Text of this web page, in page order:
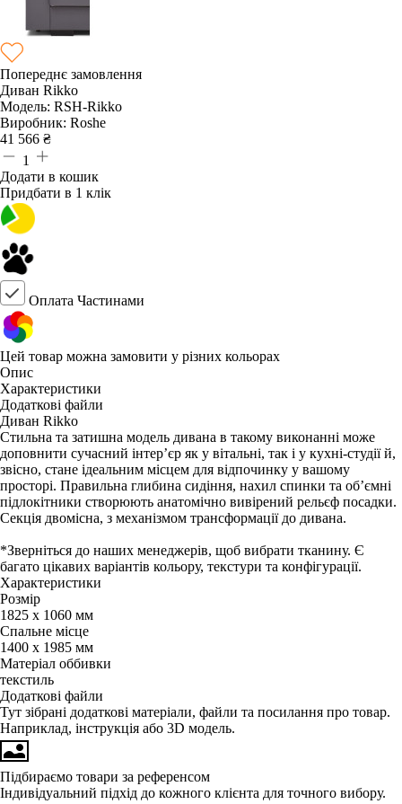
Попереднє замовлення
Диван Rikko
Модель: RSH-Rikko
Виробник: Roshe
41 566 ₴
1
Додати в кошик
Придбати в 1 клік
Оплата Частинами
Цей товар можна замовити у різних кольорах
Опис
Характеристики
Додаткові файли
Диван Rikko
Стильна та затишна модель дивана в такому виконанні може
доповнити сучасний інтер’єр як у вітальні, так і у кухні-студії й,
звісно, стане ідеальним місцем для відпочинку у вашому
просторі. Правильна глибина сидіння, нахил спинки та об’ємні
підлокітники створюють анатомічно вивірений рельєф посадки.
Секція двомісна, з механізмом трансформації до дивана.
*Зверніться до наших менеджерів, щоб вибрати тканину. Є
багато цікавих варіантів кольору, текстури та конфігурації.
Характеристики
Розмір
1825 х 1060 мм
Спальне місце
1400 х 1985 мм
Матеріал оббивки
текстиль
Додаткові файли
Тут зібрані додаткові матеріали, файли та посилання про товар.
Наприклад, інструкція або 3D модель.
Підбираємо товари за референсом
Індивідуальний підхід до кожного клієнта для точного вибору.